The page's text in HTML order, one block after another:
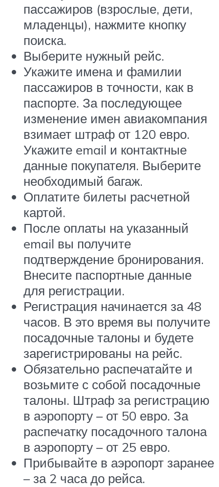
пассажиров (взрослые, дети,
младенцы), нажмите кнопку
поиска.
Выберите нужный рейс.
Укажите имена и фамилии
пассажиров в точности, как в
паспорте. За последующее
изменение имен авиакомпания
взимает штраф от 120 евро.
Укажите email и контактные
данные покупателя. Выберите
необходимый багаж.
Оплатите билеты расчетной
картой.
После оплаты на указанный
email вы получите
подтверждение бронирования.
Внесите паспортные данные
для регистрации.
Регистрация начинается за 48
часов. В это время вы получите
посадочные талоны и будете
зарегистрированы на рейс.
Обязательно распечатайте и
возьмите с собой посадочные
талоны. Штраф за регистрацию
в аэропорту – от 50 евро. За
распечатку посадочного талона
в аэропорту – от 25 евро.
Прибывайте в аэропорт заранее
– за 2 часа до рейса.